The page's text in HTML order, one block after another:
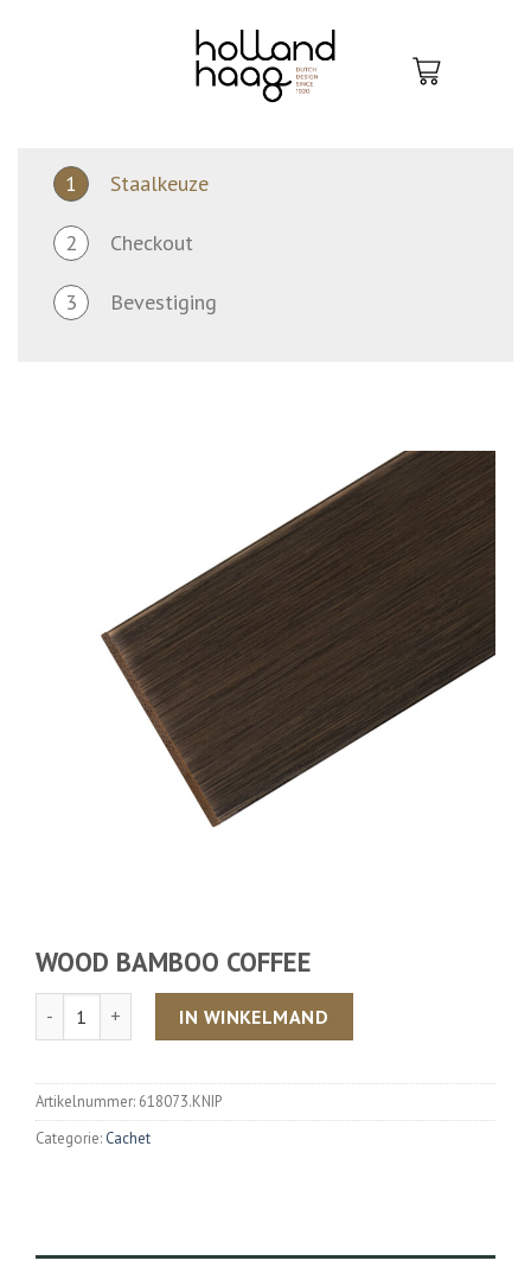
1 Staalkeuze
2 Checkout
3 Bevestiging
WOOD BAMBOO COFFEE
IN WINKELMAND
Artikelnummer: 618073.KNIP
Categorie: Cachet